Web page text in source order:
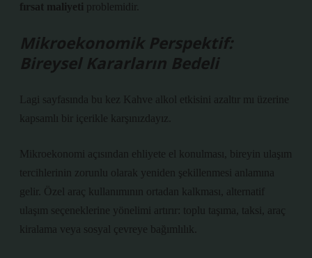
fırsat maliyeti problemidir.
Mikroekonomik Perspektif:
Bireysel Kararların Bedeli
Lagi sayfasında bu kez Kahve alkol etkisini azaltır mı üzerine
kapsamlı bir içerikle karşınızdayız.
Mikroekonomi açısından ehliyete el konulması, bireyin ulaşım
tercihlerinin zorunlu olarak yeniden şekillenmesi anlamına
gelir. Özel araç kullanımının ortadan kalkması, alternatif
ulaşım seçeneklerine yönelimi artırır: toplu taşıma, taksi, araç
kiralama veya sosyal çevreye bağımlılık.